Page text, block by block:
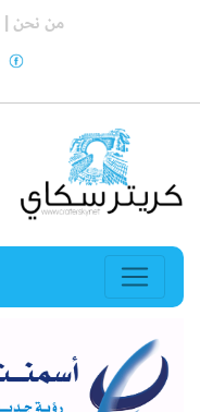
من نحن |